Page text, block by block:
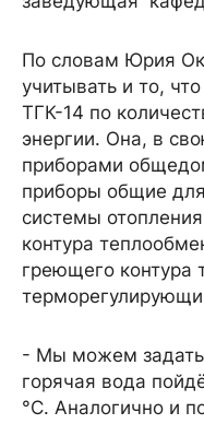
По словам Юрия
учитывать и то,
ТГК-14 по
энергии. Она, в
приборами
приборы общие
системы
контура
греющего контура
- Мы можем задать
горячая вода
°С. Аналогично и